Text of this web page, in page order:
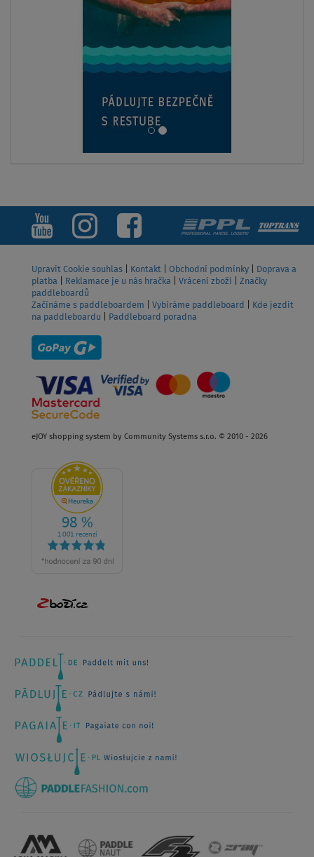
Upravit Cookie souhlas Kontakt Obchodní podmínky
Doprava a
platba
Reklamace je u nás hračka Vrácení zboží
Značky
paddleboardů
Začínáme s paddleboardem
Vybíráme paddleboard
Kde jezdit
na paddleboardu
Paddleboard poradna
eJOY shopping system by Community Systems s.r.o. © 2010 - 2026